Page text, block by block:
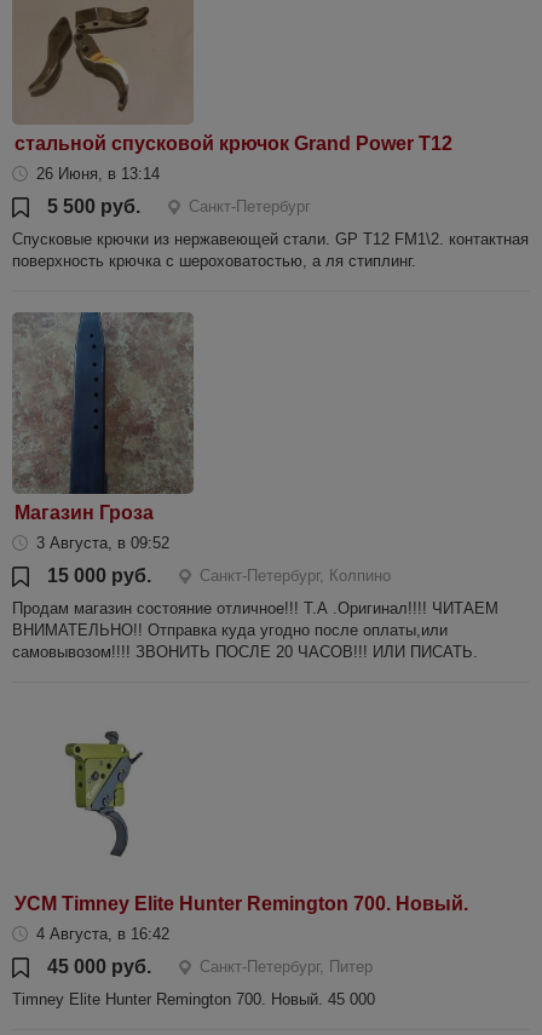
стальной спусковой крючок Grand Power T12
26 Июня, в 13:14
5 500 руб.
Санкт-Петербург
Спусковые крючки из нержавеющей стали. GP T12 FM1\2. контактная
поверхность крючка с шероховатостью, а ля стиплинг.
Магазин Гроза
3 Августа, в 09:52
15 000 руб.
Санкт-Петербург, Колпино
Продам магазин состояние отличное!!! Т.А .Оригинал!!!! ЧИТАЕМ
ВНИМАТЕЛЬНО!! Отправка куда угодно после оплаты,или
самовывозом!!!! ЗВОНИТЬ ПОСЛЕ 20 ЧАСОВ!!! ИЛИ ПИСАТЬ.
УСМ Timney Elite Hunter Remington 700. Новый.
4 Августа, в 16:42
45 000 руб.
Санкт-Петербург, Питер
Timney Elite Hunter Remington 700. Новый. 45 000